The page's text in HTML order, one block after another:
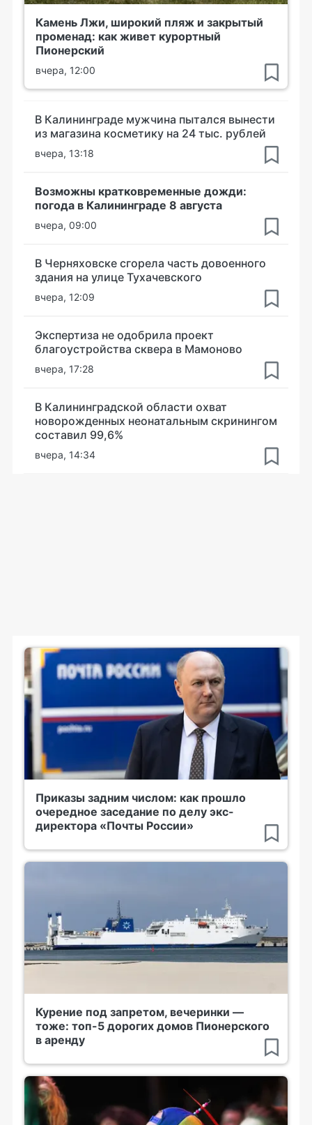
Камень Лжи, широкий пляж и закрытый
променад: как живет курортный
Пионерский
вчера, 12:00
В Калининграде мужчина пытался вынести
из магазина косметику на 24 тыс. рублей
вчера, 13:18
Возможны кратковременные дожди:
погода в Калининграде 8 августа
вчера, 09:00
В Черняховске сгорела часть довоенного
здания на улице Тухачевского
вчера, 12:09
Экспертиза не одобрила проект
благоустройства сквера в Мамоново
вчера, 17:28
В Калининградской области охват
новорожденных неонатальным скринингом
составил 99,6%
вчера, 14:34
Приказы задним числом: как прошло
очередное заседание по делу экс-
директора «Почты России»
Курение под запретом, вечеринки —
тоже: топ-5 дорогих домов Пионерского
в аренду